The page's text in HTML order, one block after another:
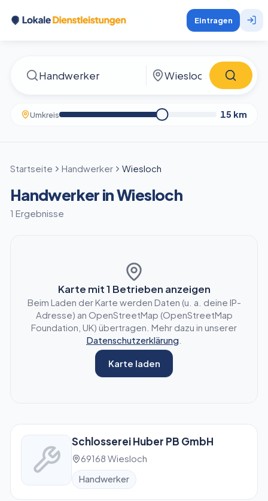
Eintragen
Umkreis 15 km
Startseite Handwerker Wiesloch
Handwerker in Wiesloch
1 Ergebnisse
Karte mit1 Betrieben anzeigen
Beim Laden der Karte werden Daten (u. a. deine IP-
Adresse) an OpenStreetMap (OpenStreetMap
Foundation, UK) übertragen. Mehr dazu in unserer
Datenschutzerklärung
Karte laden
Schlosserei Huber PB GmbH
69168 Wiesloch
Handwerker